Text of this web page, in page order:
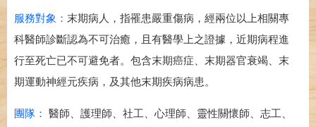
服務對象： 末期病人，指罹患嚴重傷病，經兩位以上相關專
科醫師診斷認為不可治癒，且有醫學上之證據，近期病程進
行至死亡已不可避免者。包含末期癌症、末期器官衰竭、末
期運動神經元疾病，及其他末期疾病病患。
團隊： 醫師、護理師、社工、心理師、靈性關懷師、志工、